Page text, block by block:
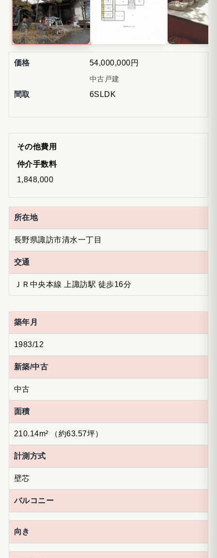
価格
54,000,000円
中古戸建
間取
6SLDK
その他費用
仲介手数料
1,848,000
所在地
長野県諏訪市清水一丁目
交通
ＪＲ中央本線 上諏訪駅 徒歩16分
築年月
1983/12
新築/中古
中古
面積
210.14m² （約63.57坪）
計測方式
壁芯
バルコニー
向き